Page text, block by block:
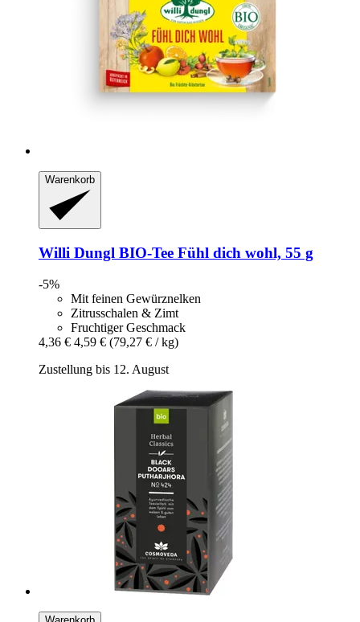
Warenkorb
Willi Dungl BIO-​Tee Fühl dich wohl, 55 g
-5%
Mit feinen Gewürznelken
Zitrusschalen & Zimt
Fruchtiger Geschmack
4,36 € 4,59 € (79,27 € / kg)
Zustellung bis 12. August